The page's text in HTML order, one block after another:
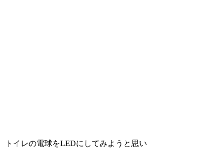
トイレの電球をLEDにしてみようと思い